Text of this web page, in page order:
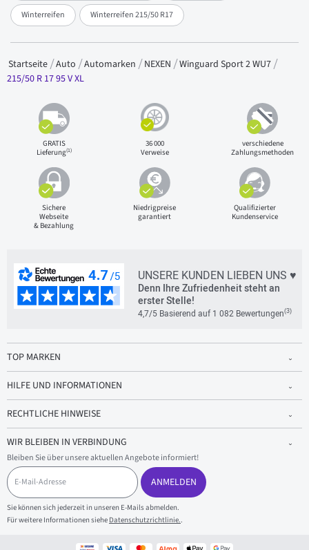
Winterreifen Winterreifen 215/50 R17
Startseite Auto Automarken NEXEN
Winguard Sport 2 WU7
215/50 R 17 95 V XL
GRATIS
Lieferung(1)
36 000
Verweise
verschiedene
Zahlungsmethoden
Sichere
Webseite
& Bezahlung
Niedrigpreise
garantiert
Qualifizierter
Kundenservice
UNSERE KUNDEN LIEBEN UNS ♥
Denn Ihre Zufriedenheit steht an
erster Stelle!
4,7/5 Basierend auf 1 082 Bewertungen(3)
TOP MARKEN
HILFE UND INFORMATIONEN
RECHTLICHE HINWEISE
WIR BLEIBEN IN VERBINDUNG
Bleiben Sie über unsere aktuellen Angebote informiert!
E
-
M
a
i
l
ANMELDEN
Sie können sich jederzeit in unseren E-Mails abmelden.
Für weitere Informationen siehe Datenschutzrichtlinie..